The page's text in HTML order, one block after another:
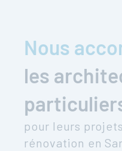
Nous
les
pour leurs
rénovation en